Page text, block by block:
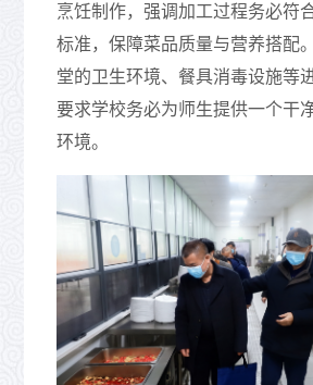
烹饪制作，强调加工过程务必符
标准，保障菜品质量与营养搭配
堂的卫生环境、餐具消毒设施等
要求学校务必为师生提供一个干
环境。